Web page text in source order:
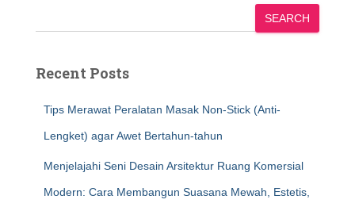
SEARCH
Recent Posts
Tips Merawat Peralatan Masak Non-Stick (Anti-
Lengket) agar Awet Bertahun-tahun
Menjelajahi Seni Desain Arsitektur Ruang Komersial
Modern: Cara Membangun Suasana Mewah, Estetis,